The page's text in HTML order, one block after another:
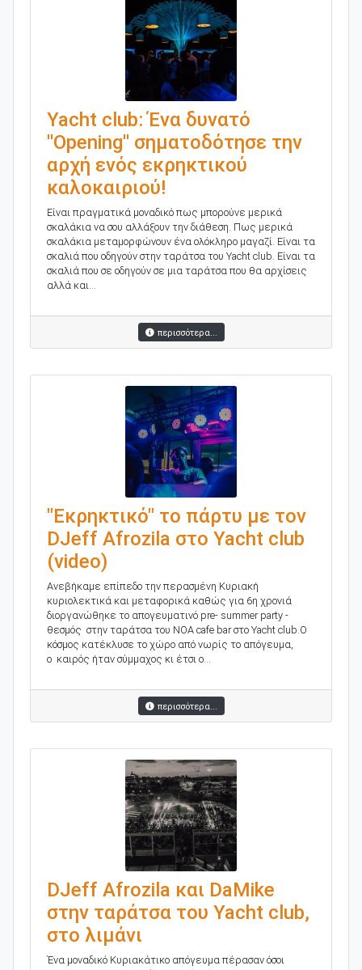
Yacht club: Ένα δυνατό
''Opening'' σηματοδότησε την
αρχή ενός εκρηκτικού
καλοκαιριού!
Eίναι πραγματικά μοναδικό πως μπορούνε μερικά
σκαλάκια να σου αλλάξουν την διάθεση. Πως μερικά
σκαλάκια μεταμορφώνουν ένα ολόκληρο μαγαζί. Είναι τα
σκαλιά που οδηγούν στην ταράτσα του Yacht club. Είναι τα
σκαλιά που σε οδηγούν σε μια ταράτσα που θα αρχίσεις
αλλά και...
περισσότερα...
"Εκρηκτικό" το πάρτυ με τον
DJeff Afrozila στο Yacht club
(video)
Ανεβήκαμε επίπεδο την περασμένη Κυριακή
κυριολεκτικά και μεταφορικά καθώς για 6η χρονιά
διοργανώθηκε το απογευματινό pre- summer party -
θεσμός στην ταράτσα του ΝΟΑ cafe bar στο Yacht club.Ο
κόσμος κατέκλυσε το χώρο από νωρίς το απόγευμα,
ο καιρός ήταν σύμμαχος κι έτσι ο...
περισσότερα...
DJeff Afrozila και DaMike
στην ταράτσα του Yacht club,
στο λιμάνι
Ένα μοναδικό Κυριακάτικο απόγευμα πέρασαν όσοι